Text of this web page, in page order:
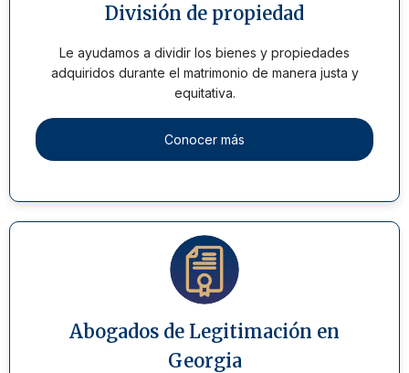
División de propiedad
Le ayudamos a dividir los bienes y propiedades
adquiridos durante el matrimonio de manera justa y
equitativa.
Conocer más
Abogados de Legitimación en
Georgia